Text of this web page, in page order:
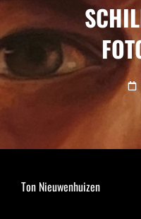
Ton Nieuwenhuizen